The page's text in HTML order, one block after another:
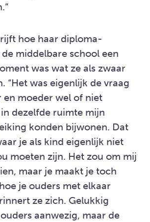
hoe haar diploma-
middelbare school een
was wat ze als zwaar
“Het was eigenlijk de vraag
en moeder wel of niet
dezelfde ruimte mijn
konden bijwonen. Dat
je als kind eigenlijk niet
moeten zijn. Het zou om mij
maar je maakt je toch
je ouders met elkaar
ze zich. Gelukkig
aanwezig, maar de